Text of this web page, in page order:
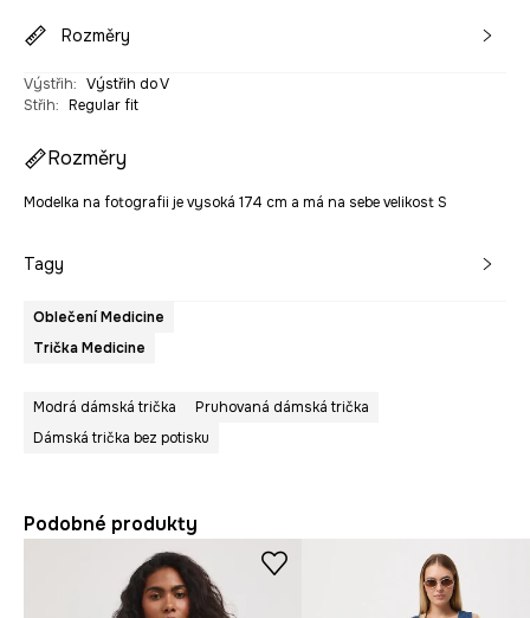
Rozměry
Výstřih: Výstřih do V
Střih: Regular fit
Rozměry
Modelka na fotografii je vysoká 174 cm a má na sebe velikost S
Tagy
Oblečení Medicine
Trička Medicine
Modrá dámská trička
Pruhovaná dámská trička
Dámská trička bez potisku
Podobné produkty